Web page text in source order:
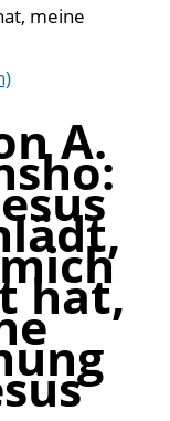
meine
A.
hat,